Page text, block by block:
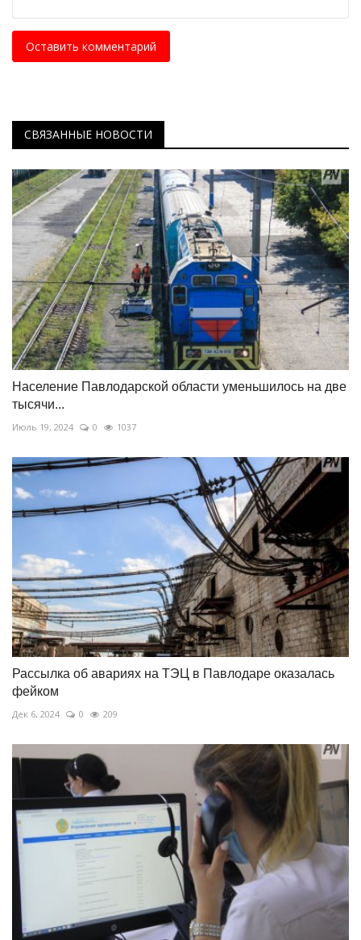
Оставить комментарий
СВЯЗАННЫЕ НОВОСТИ
Население Павлодарской области уменьшилось на две
тысячи...
Июль 19, 2024 0 1037
Рассылка об авариях на ТЭЦ в Павлодаре оказалась
фейком
Дек 6, 2024 0 209